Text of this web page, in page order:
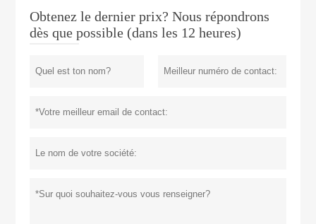
Obtenez le dernier prix? Nous répondrons
dès que possible (dans les 12 heures)